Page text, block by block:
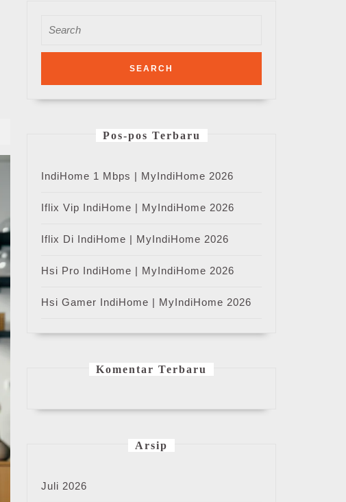
for:
Pos-pos Terbaru
IndiHome 1 Mbps | MyIndiHome 2026
Iflix Vip IndiHome | MyIndiHome 2026
Iflix Di IndiHome | MyIndiHome 2026
Hsi Pro IndiHome | MyIndiHome 2026
Hsi Gamer IndiHome | MyIndiHome 2026
Komentar Terbaru
Arsip
Juli 2026